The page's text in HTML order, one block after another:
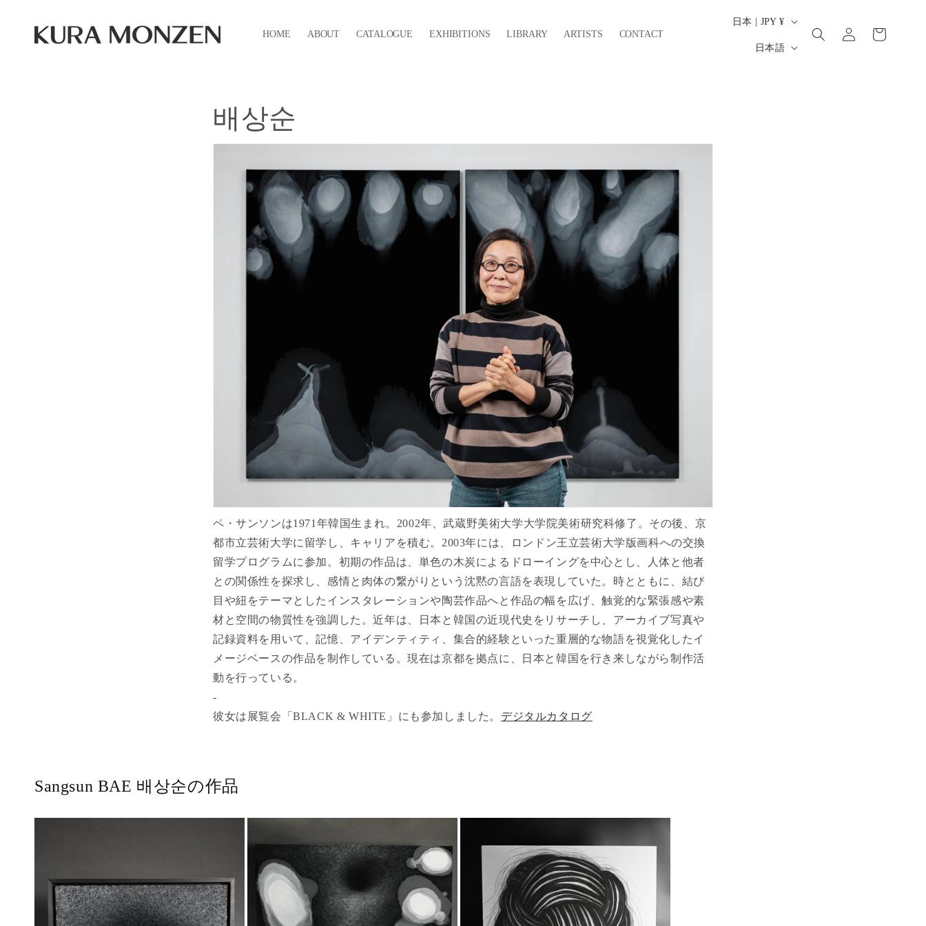
進む
HOME ABOUT CATALOGUE EXHIBITIONS LIBRARY ARTISTS CONTACT
国
日本 | JPY ¥
言
日本語
グ
イ
ー
배상순
ペ・サンソンは1971年韓国生まれ。2002年、武蔵野美術大学大学院美術研究科修了。その後、京
都市立芸術大学に留学し、キャリアを積む。2003年には、ロンドン王立芸術大学版画科への交換
留学プログラムに参加。初期の作品は、単色の木炭によるドローイングを中心とし、人体と他者
との関係性を探求し、感情と肉体の繋がりという沈黙の言語を表現していた。時とともに、結び
目や紐をテーマとしたインスタレーションや陶芸作品へと作品の幅を広げ、触覚的な緊張感や素
材と空間の物質性を強調した。近年は、日本と韓国の近現代史をリサーチし、アーカイブ写真や
記録資料を用いて、記憶、アイデンティティ、集合的経験といった重層的な物語を視覚化したイ
メージベースの作品を制作している。現在は京都を拠点に、日本と韓国を行き来しながら制作活
動を行っている。
-
彼女は展覧会「BLACK & WHITE」にも参加しました。 デジタルカタログ
Sangsun BAE 배상순の作品